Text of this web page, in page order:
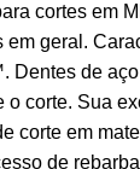
cortes em
em geral.
Dentes de
o corte. Sua
corte em
de